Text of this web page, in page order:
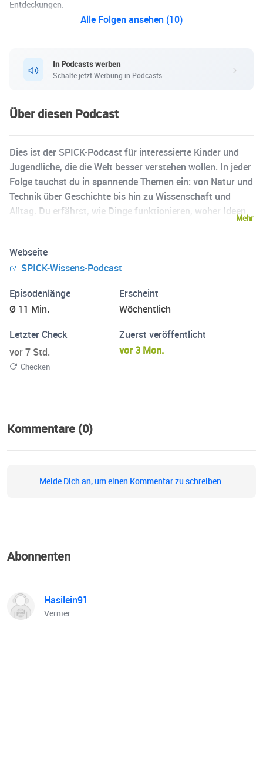
Entdeckungen.
Alle Folgen ansehen (10)
In Podcasts werben
Schalte jetzt Werbung in Podcasts.
Über diesen Podcast
Dies ist der SPICK-Podcast für interessierte Kinder und
Jugendliche, die die Welt besser verstehen wollen. In jeder
Folge tauchst du in spannende Themen ein: von Natur und
Technik über Geschichte bis hin zu Wissenschaft und
Alltag. Du erfährst, wie Dinge funktionieren, woher Ideen
Magazin SPICK begeistert seit über 40 Jahren mit
spannenden Geschichten, verblüffenden Fakten und
auch zum Hören.
Mehr
Webseite
SPICK-Wissens-Podcast
Episodenlänge
Ø 11 Min.
Erscheint
Wöchentlich
Letzter Check
vor 7 Std.
Checken
Zuerst veröffentlicht
vor 3 Mon.
Kommentare (0)
Melde Dich an, um einen Kommentar zu schreiben.
Abonnenten
Hasilein91
Vernier